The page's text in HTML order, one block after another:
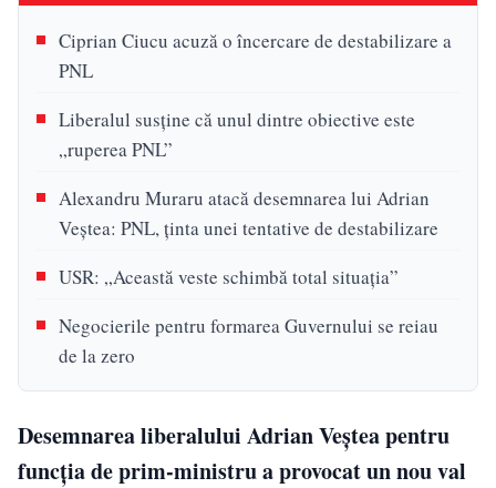
Ciprian Ciucu acuză o încercare de destabilizare a
PNL
Liberalul susține că unul dintre obiective este
„ruperea PNL”
Alexandru Muraru atacă desemnarea lui Adrian
Veștea: PNL, ținta unei tentative de destabilizare
USR: „Această veste schimbă total situația”
Negocierile pentru formarea Guvernului se reiau
de la zero
Desemnarea liberalului Adrian Veștea pentru
funcția de prim-ministru a provocat un nou val